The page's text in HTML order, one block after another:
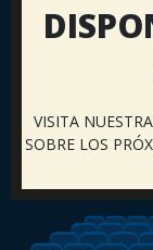
VISITA
SOBRE LOS